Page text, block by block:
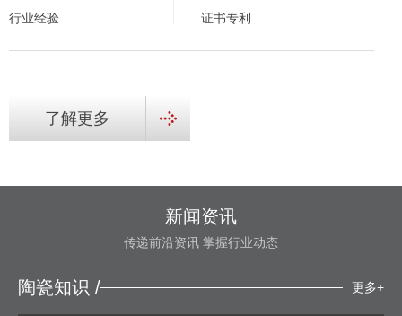
行业经验 证书专利
了解更多
新闻资讯
传递前沿资讯 掌握行业动态
陶瓷知识 / 更多+